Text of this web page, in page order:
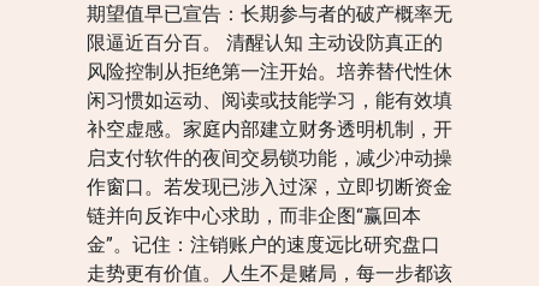
期望值早已宣告：长期参与者的破产概率无
限逼近百分百。 清醒认知 主动设防真正的
风险控制从拒绝第一注开始。培养替代性休
闲习惯如运动、阅读或技能学习，能有效填
补空虚感。家庭内部建立财务透明机制，开
启支付软件的夜间交易锁功能，减少冲动操
作窗口。若发现已涉入过深，立即切断资金
链并向反诈中心求助，而非企图“赢回本
金”。记住：注销账户的速度远比研究盘口
走势更有价值。人生不是赌局，每一步都该